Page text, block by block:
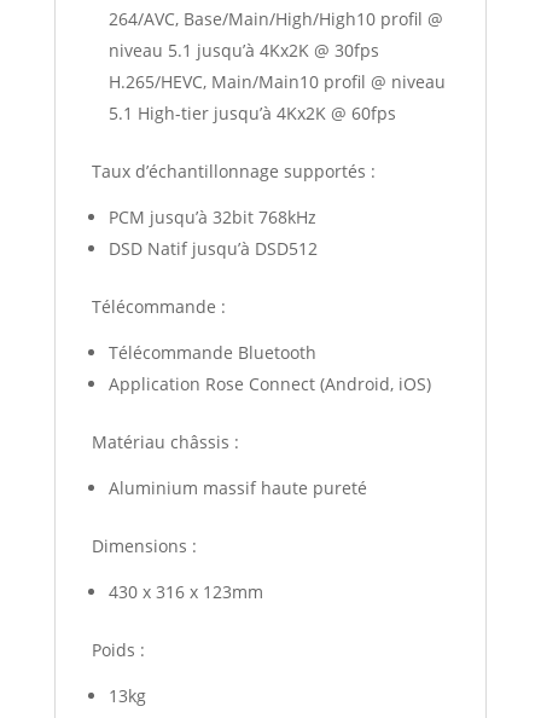
264/AVC, Base/Main/High/High10 profil @
niveau 5.1 jusqu’à 4Kx2K @ 30fps
H.265/HEVC, Main/Main10 profil @ niveau
5.1 High-tier jusqu’à 4Kx2K @ 60fps
Taux d’échantillonnage supportés :
PCM jusqu’à 32bit 768kHz
DSD Natif jusqu’à DSD512
Télécommande :
Télécommande Bluetooth
Application Rose Connect (Android, iOS)
Matériau châssis :
Aluminium massif haute pureté
Dimensions :
430 x 316 x 123mm
Poids :
13kg